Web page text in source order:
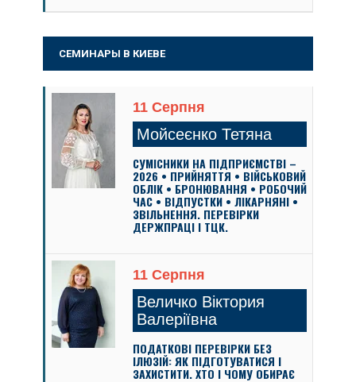
СЕМИНАРЫ В КИЕВЕ
11 Серпня
Мойсеєнко Тетяна
СУМІСНИКИ НА ПІДПРИЄМСТВІ –
2026 • ПРИЙНЯТТЯ • ВІЙСЬКОВИЙ
ОБЛІК • БРОНЮВАННЯ • РОБОЧИЙ
ЧАС • ВІДПУСТКИ • ЛІКАРНЯНІ •
ЗВІЛЬНЕННЯ. ПЕРЕВІРКИ
ДЕРЖПРАЦІ І ТЦК.
11 Серпня
Величко Віктория
Валеріївна
ПОДАТКОВІ ПЕРЕВІРКИ БЕЗ
ІЛЮЗІЙ: ЯК ПІДГОТУВАТИСЯ І
ЗАХИСТИТИ. ХТО І ЧОМУ ОБИРАЄ